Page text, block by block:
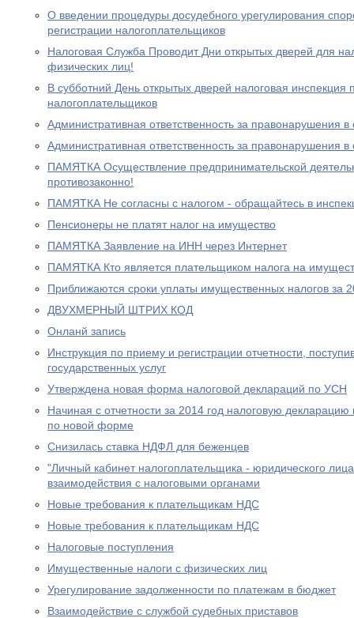
О введении процедуры досудебного урегулирования
регистрации налогоплательщиков
Налоговая Служба Проводит Дни открытых дверей для
физических лиц!
В субботний День открытых дверей налоговая инспекция
налогоплательщиков
Административная ответственность за правонарушения
Административная ответственность за правонарушения
ПАМЯТКА Осуществление предпринимательской
противозаконно!
ПАМЯТКА Не согласны с налогом - обращайтесь в
Пенсионеры не платят налог на имущество
ПАМЯТКА Заявление на ИНН через Интернет
ПАМЯТКА Кто является плательщиком налога на
Приближаются сроки уплаты имущественных налогов за
ДВУХМЕРНЫЙ ШТРИХ КОД
Онланй запись
Инструкция по приему и регистрации отчетности,
государственных услуг
Утверждена новая форма налоговой деклараций по УСН
Начиная с отчетности за 2014 год налоговую
по новой форме
Снизилась ставка НДФЛ для беженцев
"Личный кабинет налогоплательщика - юридического
взаимодействия с налоговыми органами
Новые требования к плательщикам НДС
Новые требования к плательщикам НДС
Налоговые поступления
Имущественные налоги с физических лиц
Урегулирование задолженности по платежам в бюджет
Взаимодействие с службой судебных приставов